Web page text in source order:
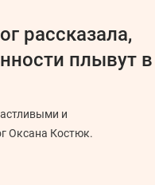
рассказала,
плывут в
и
Оксана Костюк.